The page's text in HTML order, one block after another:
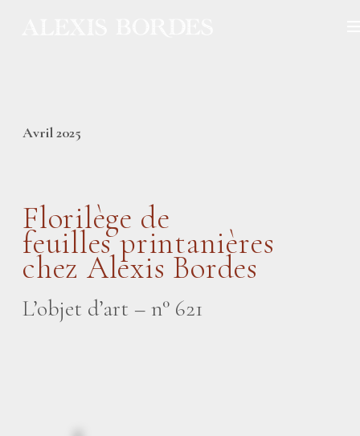
Avril 2025
Florilège de
feuilles printanières
chez Alexis Bordes
L’objet d’art – n° 621